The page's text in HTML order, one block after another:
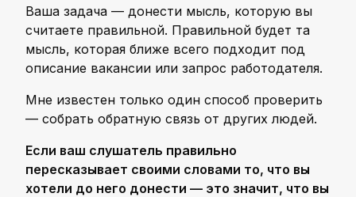
Ваша задача — донести мысль, которую вы
считаете правильной. Правильной будет та
мысль, которая ближе всего подходит под
описание вакансии или запрос работодателя.
Мне известен только один способ проверить
— собрать обратную связь от других людей.
Если ваш слушатель правильно
пересказывает своими словами то, что вы
хотели до него донести — это значит, что вы